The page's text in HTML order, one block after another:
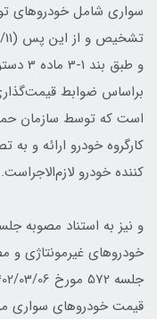
سواری شامل خودروهای
و
براساس ضوابط
است که توسط سازمان
کارگروه خودرو ارائه و
کننده خودرو
قیمت خودروهای سواری